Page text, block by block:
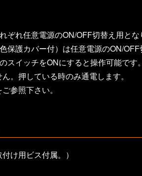
ぞれ任意電源のON/OFF切替え用とな
保護カバー付）は任意電源のON/OFF
スイッチをONにすると操作可能で
。押している時のみ通電します。
参照下さい。
け用ビス付属。）